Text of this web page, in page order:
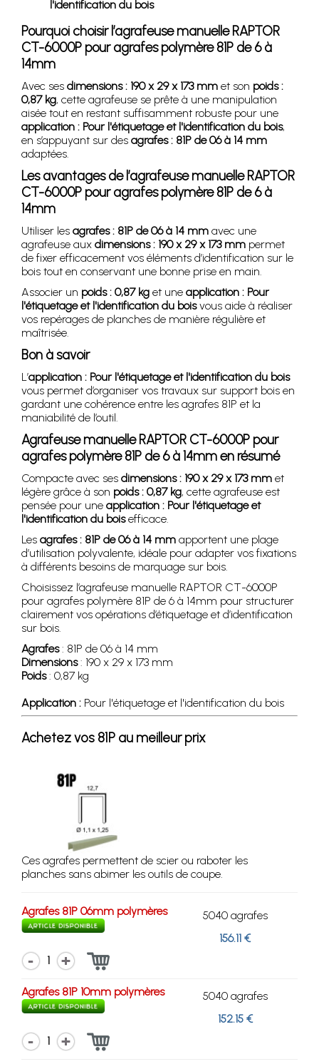
l'identification du bois
Pourquoi choisir l’agrafeuse manuelle RAPTOR
CT-6000P pour agrafes polymère 81P de 6 à
14mm
Avec ses dimensions : 190 x 29 x 173 mm et son poids :
0,87 kg, cette agrafeuse se prête à une manipulation
aisée tout en restant suffisamment robuste pour une
application : Pour l'étiquetage et l'identification du bois,
en s’appuyant sur des agrafes : 81P de 06 à 14 mm
adaptées.
Les avantages de l’agrafeuse manuelle RAPTOR
CT-6000P pour agrafes polymère 81P de 6 à
14mm
Utiliser les agrafes : 81P de 06 à 14 mm avec une
agrafeuse aux dimensions : 190 x 29 x 173 mm permet
de fixer efficacement vos éléments d’identification sur le
bois tout en conservant une bonne prise en main.
Associer un poids : 0,87 kg et une application : Pour
l'étiquetage et l'identification du boisvous aide à réaliser
vos repérages de planches de manière régulière et
maîtrisée.
Bon à savoir
L’application : Pour l'étiquetage et l'identification du bois
vous permet d’organiser vos travaux sur support bois en
gardant une cohérence entre les agrafes 81P et la
maniabilité de l’outil.
Agrafeuse manuelle RAPTOR CT-6000P pour
agrafes polymère 81P de 6 à 14mm en résumé
Compacte avec ses dimensions : 190 x 29 x 173 mm et
légère grâce à son poids : 0,87 kg, cette agrafeuse est
pensée pour une application : Pour l'étiquetage et
l'identification du boisefficace.
Les agrafes : 81P de 06 à 14 mm apportent une plage
d’utilisation polyvalente, idéale pour adapter vos fixations
à différents besoins de marquage sur bois.
Choisissez l’agrafeuse manuelle RAPTOR CT-6000P
pour agrafes polymère 81P de 6 à 14mm pour structurer
clairement vos opérations d’étiquetage et d’identification
sur bois.
Agrafes: 81P de 06 à 14 mm
Dimensions: 190 x 29 x 173 mm
Poids: 0,87 kg
Application : Pour l'étiquetage et l'identification du bois
Achetez vos 81P au meilleur prix
Ces agrafes permettent de scier ou raboter les
planches sans abimer les outils de coupe.
Agrafes 81P 06mm polymères
5040 agrafes
156.11 €
1
Agrafes 81P 10mm polymères
5040 agrafes
152.15 €
1